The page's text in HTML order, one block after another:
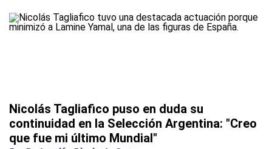
Nicolás Tagliafico puso en duda su
continuidad en la Selección Argentina: "Creo
que fue mi último Mundial"